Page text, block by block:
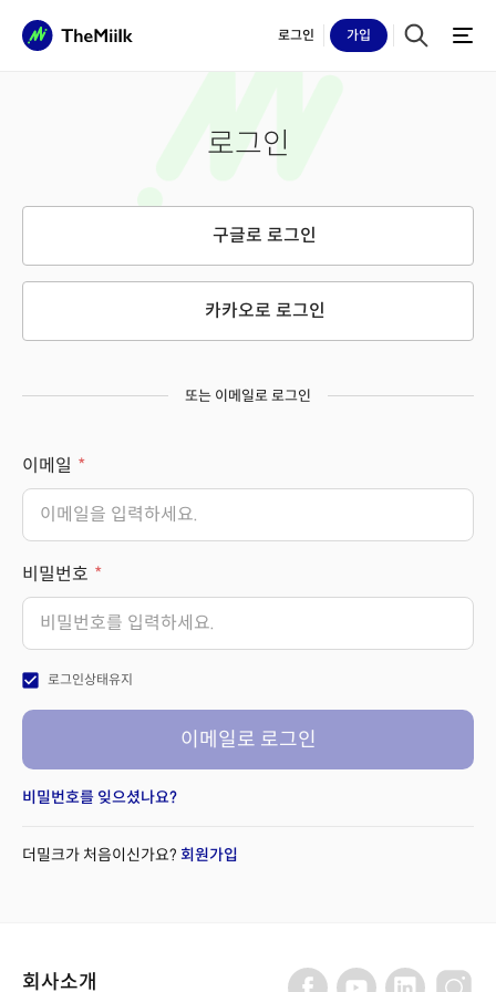
로그인 가입
로그인
구글로 로그인
카카오로 로그인
또는 이메일로 로그인
이메일
비밀번호
check_box 로그인상태유지
이메일로 로그인
비밀번호를 잊으셨나요?
더밀크가 처음이신가요? 회원가입
회사소개